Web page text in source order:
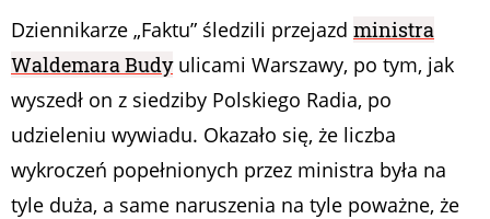
Dziennikarze „Faktu” śledzili przejazd ministra
Waldemara Budyulicami Warszawy, po tym, jak
wyszedł on z siedziby Polskiego Radia, po
udzieleniu wywiadu. Okazało się, że liczba
wykroczeń popełnionych przez ministra była na
tyle duża, a same naruszenia na tyle poważne, że